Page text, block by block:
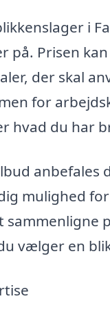
i
på. Prisen
der skal
for
hvad du har
mulighed
sammenligne
vælger en